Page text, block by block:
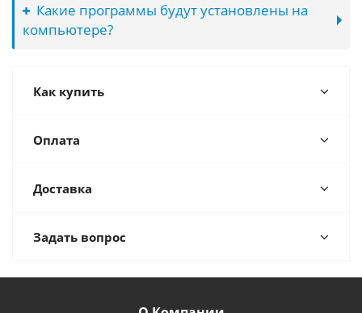
Какие программы будут установлены на
компьютере?
Как купить
Оплата
Доставка
Задать вопрос